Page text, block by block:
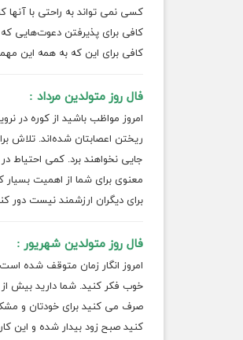
کسی نمی تواند به راحتی با آنها
کافی برای پذیرفتن دعوت‌هایی که
کافی برای این که به همه این
فال روز متولدین مرداد :
امروز مواظب باشید از کوره در
ریختن اعصابتان شده‌اند. تلاش
جایی نخواهند برد. کمی احتیاط
معنوی برای شما از اهمیت بسیار
برای دیگران ارزشمند نیست دور
فال روز متولدین شهریور :
امروز انگار زمان متوقف شده
خوب فکر کنید. شما دارید بیش
صرف می کنید برای خودتان و
کنید صبح زود بیدار شده و این